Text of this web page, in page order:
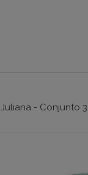
Juliana - Conjunto